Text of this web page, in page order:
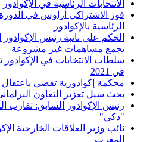
الانتخابات الرئاسية في الإكوادور
فوز الاشتراكي أراوس في الدورة
الرئاسية بالإكوادور
الحكم على نائبة رئيس
بجمع مساهمات غير مشروعة
سلطات الانتخابات في الإكوادور
في 2021
محكمة إكوادورية تقضي باعتقال
بحث سبل تعزيز التعاون
رئيس الإكوادور السابق: تقارب
"ذكي"
نائب وزير العلاقات الخارجية
المغرب